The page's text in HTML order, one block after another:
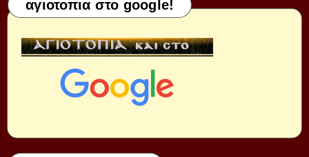
αγιοτοπια στο google!